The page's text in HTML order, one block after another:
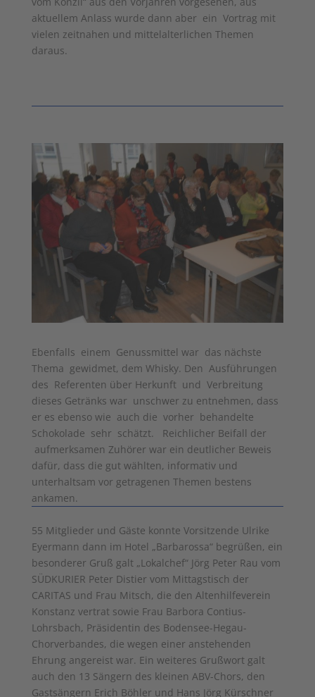
aktuellem Anlass wurde dann aber ein Vortrag mit
vielen zeitnahen und mittelalterlichen Themen
daraus.
Ebenfalls einem Genussmittel war das nächste
Thema gewidmet, dem Whisky. Den Ausführungen
des Referenten über Herkunft und Verbreitung
dieses Getränks war unschwer zu entnehmen, dass
er es ebenso wie auch die vorher behandelte
Schokolade sehr schätzt. Reichlicher Beifall der
aufmerksamen Zuhörer war ein deutlicher Beweis
dafür, dass die gut wählten, informativ und
unterhaltsam vor­ getragenen Themen bestens
ankamen.
55 Mitglieder und Gäste konnte Vorsitzende Ulrike
Eyermann dann im Hotel „Barbarossa“ begrüßen, ein
besonderer Gruß galt „Lokalchef“ Jörg Peter Rau vom
SÜDKURIER Peter Distier vom Mittagstisch der
CARITAS und Frau Mitsch, die den Altenhilfeverein
Konstanz vertrat sowie Frau Barbora Contius-
Lohrsbach, Präsidentin des Bodensee-Hegau-
Chorverbandes, die wegen einer anstehenden
Ehrung angereist war. Ein weiteres Grußwort galt
auch den 13 Sängern des kleinen ABV-Chors, den
Gastsängern Erich Böhler und Hans Jörg Kürschner